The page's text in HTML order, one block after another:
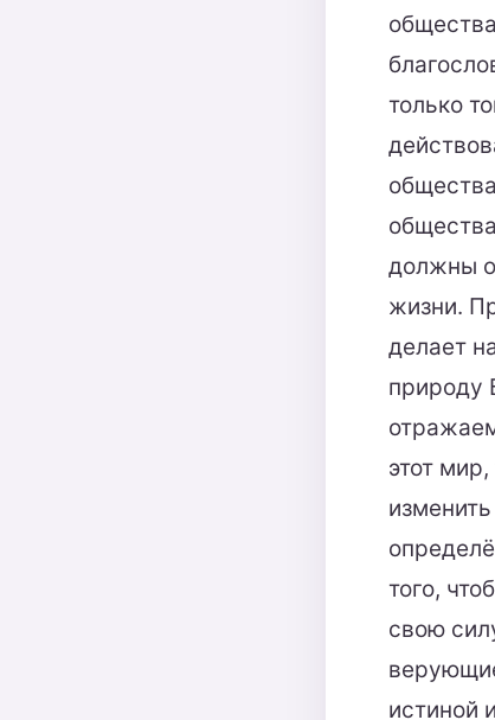
только
должны
жизни.
делает
природу
этот
того,
свою
истиной